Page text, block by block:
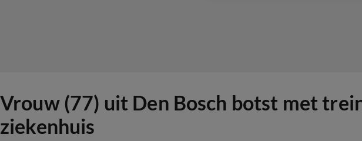
Vrouw (77) uit Den Bosch botst met
ziekenhuis